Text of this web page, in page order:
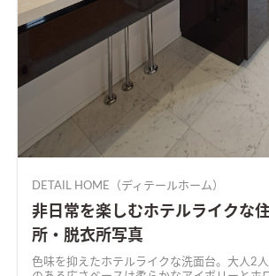
DETAIL HOME（ディテールホーム）
非日常を楽しむホテルライクな
所・脱衣所写真
色味を抑えたホテルライクな洗面台。大人2